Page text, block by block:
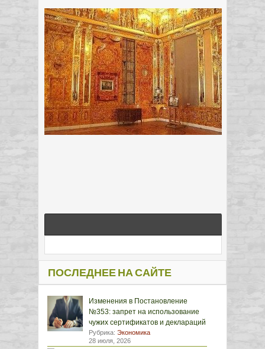
ПОСЛЕДНЕЕ НА САЙТЕ
Изменения в Постановление
№353: запрет на использование
чужих сертификатов и деклараций
Рубрика: Экономика
28 июля, 2026